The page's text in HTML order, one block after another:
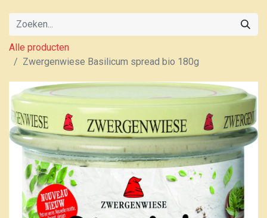
Alle producten
Zwergenwiese Basilicum spread bio 180g